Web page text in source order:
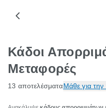
Κάδοι
Μεταφορές
13 αποτελέσματαΜάθε για την